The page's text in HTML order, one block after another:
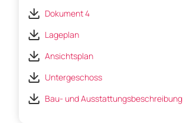
Dokument 4
Lageplan
Ansichtsplan
Untergeschoss
Bau- und Ausstattungsbeschreibung